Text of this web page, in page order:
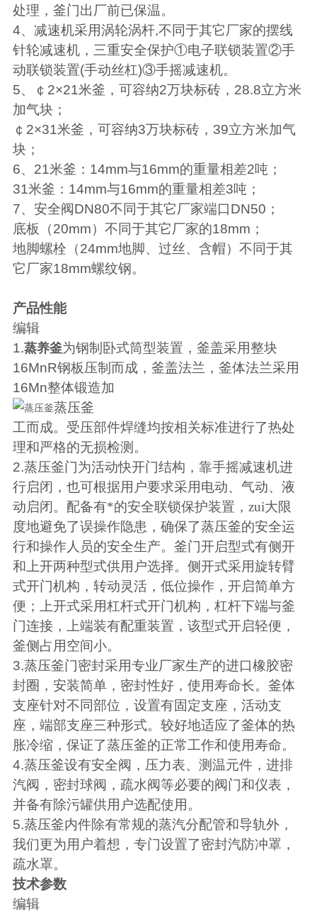
处理，釜门出厂前已保温。
4、减速机采用涡轮涡杆,不同于其它厂家的摆线
针轮减速机，三重安全保护①电子联锁装置②手
动联锁装置(手动丝杠)③手摇减速机。
5、￠ 2×21米釜，可容纳2万块标砖， 28.8立方米
加气块；
￠ 2×31米釜，可容纳3万块标砖， 39立方米加气
块；
6、 21米釜： 14mm与16mm的重量相差2吨；
31米釜： 14mm与16mm的重量相差3吨；
7、安全阀DN80不同于其它厂家端口DN50 ；
底板（20mm）不同于其它厂家的18mm ；
地脚螺栓（24mm地脚、过丝、含帽）不同于其
它厂家18mm螺纹钢。
产品性能
编辑
1.蒸养釜为钢制卧式筒型装置，釜盖采用整块
16MnR钢板压制而成，釜盖法兰，釜体法兰采用
16Mn整体锻造加
蒸压釜
工而成。受压部件焊缝均按相关标准进行了热处
理和严格的无损检测。
2.蒸压釜门为活动快开门结构，靠手摇减速机进
行启闭，也可根据用户要求采用电动、气动、液
动启闭。配备有*的安全联锁保护装置，zui大限
度地避免了误操作隐患，确保了蒸压釜的安全运
行和操作人员的安全生产。釜门开启型式有侧开
和上开两种型式供用户选择。侧开式采用旋转臂
式开门机构，转动灵活，低位操作，开启简单方
便；上开式采用杠杆式开门机构，杠杆下端与釜
门连接，上端装有配重装置，该型式开启轻便，
釜侧占用空间小。
3.蒸压釜门密封采用专业厂家生产的进口橡胶密
封圈，安装简单，密封性好，使用寿命长。釜体
支座针对不同部位，设置有固定支座，活动支
座，端部支座三种形式。较好地适应了釜体的热
胀冷缩，保证了蒸压釜的正常工作和使用寿命。
4.蒸压釜设有安全阀，压力表、测温元件，进排
汽阀，密封球阀，疏水阀等必要的阀门和仪表，
并备有除污罐供用户选配使用。
5.蒸压釜内件除有常规的蒸汽分配管和导轨外，
我们更为用户着想，专门设置了密封汽防冲罩，
疏水罩。
技术参数
编辑